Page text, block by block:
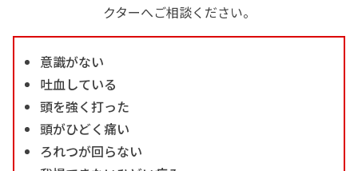
クターへご相談ください。
意識がない
吐血している
頭を強く打った
頭がひどく痛い
ろれつが回らない